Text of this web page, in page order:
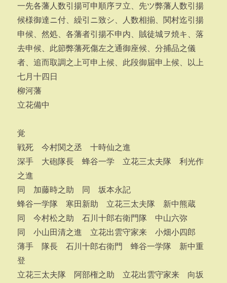
一先各藩人数引揚可申順序ヲ立、先ツ弊藩人数引揚
候様御達ニ付、繰引ニ致シ、人数相揃、関村迄引揚
申候、然処、各藩者引揚不申内、賊徒城ヲ焼キ、落
去申候、此節弊藩死傷左之通御座候、分捕品之儀
者、追而取調之上可申上候、此段御届申上候、以上
七月十四日
柳河藩
立花備中
覚
戦死 今村関之丞 十時仙之進
深手 大砲隊長 蜂谷一学 立花三太夫隊 利光作
之進
同 加藤時之助 同 坂本永記
蜂谷一学隊 寒田新助 立花三太夫隊 新中熊蔵
同 今村松之助 石川十郎右衛門隊 中山六弥
同 小山田清之進 立花出雲守家来 小畑小四郎
薄手 隊長 石川十郎右衛門 蜂谷一学隊 新中重
登
立花三太夫隊 阿部権之助 立花出雲守家来 向坂